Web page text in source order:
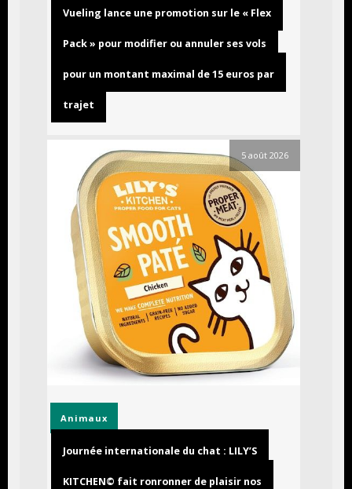
Vueling lance une promotion sur le « Flex
Pack » pour modifier ou annuler ses vols
pour un montant maximal de 15 euros par
trajet
5 août 2026
Animaux
Journée internationale du chat : LILY’S
KITCHEN© fait ronronner de plaisir nos